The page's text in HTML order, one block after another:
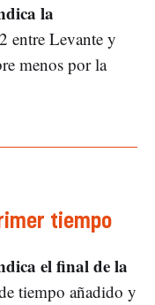
la
entre Levante y
menos por la
tiempo
el final de la
tiempo añadido y